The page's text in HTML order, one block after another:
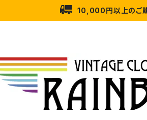
10,000円以上のご